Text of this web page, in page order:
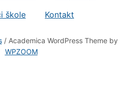
škole Kontakt
/ Academica WordPress Theme by
WPZOOM